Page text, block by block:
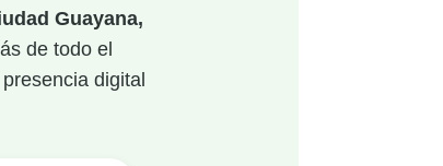
Guayana,
de todo el
digital